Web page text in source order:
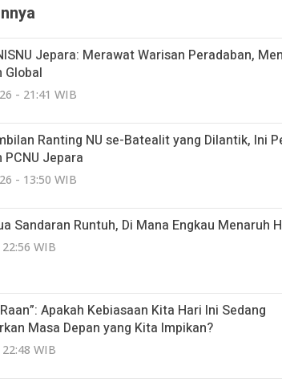
Jepara: Merawat Warisan Peradaban,
Global
- 21:41 WIB
Ranting NU se-Batealit yang Dilantik, Ini
PCNU Jepara
- 13:50 WIB
Sandaran Runtuh, Di Mana Engkau Menaruh
WIB
Apakah Kebiasaan Kita Hari Ini Sedang
Masa Depan yang Kita Impikan?
WIB